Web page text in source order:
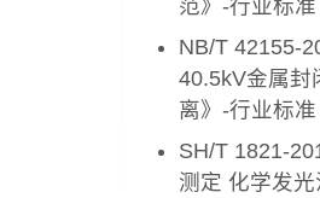
范》-行业标准
NB/T 42155-
40.5kV金属封
离》-行业标准
SH/T 1821-
测定 化学发